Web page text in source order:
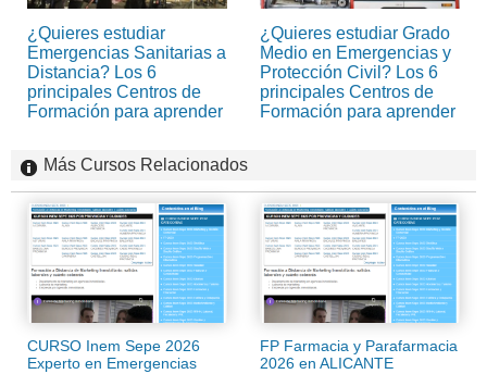
¿Quieres estudiar
Emergencias Sanitarias a
Distancia? Los 6
principales Centros de
Formación para aprender
¿Quieres estudiar Grado
Medio en Emergencias y
Protección Civil? Los 6
principales Centros de
Formación para aprender
Más Cursos Relacionados
CURSO Inem Sepe 2026
Experto en Emergencias
FP Farmacia y Parafarmacia
2026 en ALICANTE